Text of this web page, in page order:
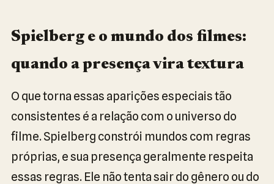
Spielberg e o mundo dos filmes:
quando a presença vira textura
O que torna essas aparições especiais tão
consistentes é a relação com o universo do
filme. Spielberg constrói mundos com regras
próprias, e sua presença geralmente respeita
essas regras. Ele não tenta sair do gênero ou do